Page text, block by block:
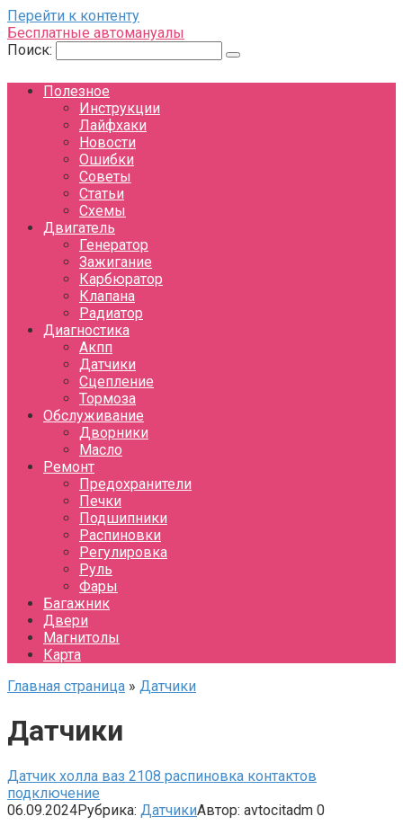
Перейти к контенту
Бесплатные автомануалы
Поиск:
Полезное
Инструкции
Лайфхаки
Новости
Ошибки
Советы
Статьи
Схемы
Двигатель
Генератор
Зажигание
Карбюратор
Клапана
Радиатор
Диагностика
Акпп
Датчики
Сцепление
Тормоза
Обслуживание
Дворники
Масло
Ремонт
Предохранители
Печки
Подшипники
Распиновки
Регулировка
Руль
Фары
Багажник
Двери
Магнитолы
Карта
Главная страница » Датчики
Датчики
Датчик холла ваз 2108 распиновка контактов
подключение
06.09.2024Рубрика: ДатчикиАвтор: avtocitadm 0